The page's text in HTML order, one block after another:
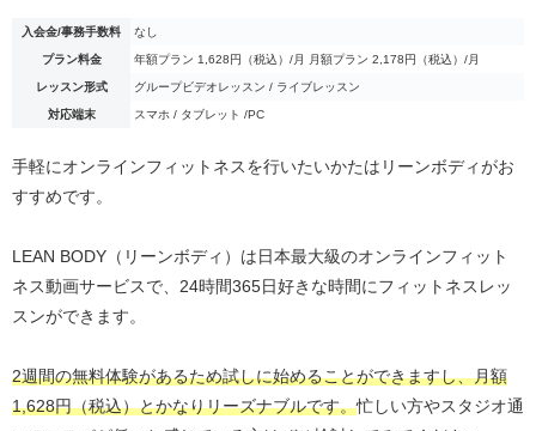
入会金/事務手数料 なし
プラン料金 年額プラン 1,628円（税込）/月 月額プラン 2,178円（税込）/月
レッスン形式 グループビデオレッスン / ライブレッスン
対応端末 スマホ / タブレット /PC
手軽にオンラインフィットネスを行いたいかたはリーンボディがお
すすめです。
LEAN BODY（リーンボディ）は日本最大級のオンラインフィット
ネス動画サービスで、24時間365日好きな時間にフィットネスレッ
スンができます。
2週間の無料体験があるため試しに始めることができますし、月額
1,628円（税込）とかなりリーズナブルです。忙しい方やスタジオ通